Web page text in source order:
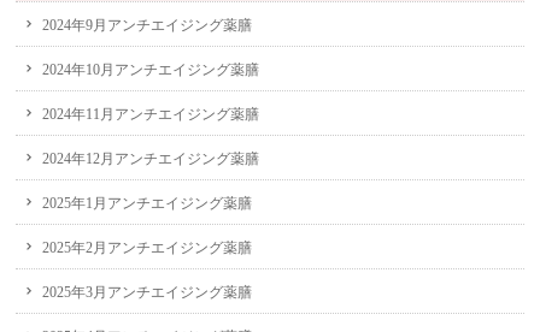
2024年9月アンチエイジング薬膳
2024年10月アンチエイジング薬膳
2024年11月アンチエイジング薬膳
2024年12月アンチエイジング薬膳
2025年1月アンチエイジング薬膳
2025年2月アンチエイジング薬膳
2025年3月アンチエイジング薬膳